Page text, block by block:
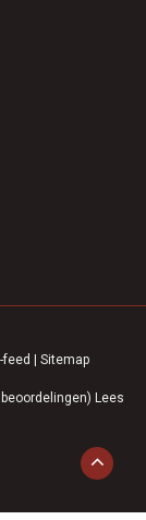
feed Sitemap
beoordelingen) Lees